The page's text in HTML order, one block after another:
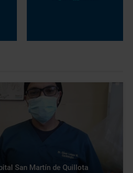
San Martín de Quillota